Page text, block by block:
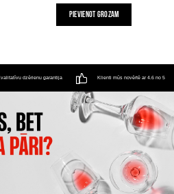
PIEVIENOT GROZAM
dzērienu garantija Klienti mūs novērtē ar 4.6 no 5